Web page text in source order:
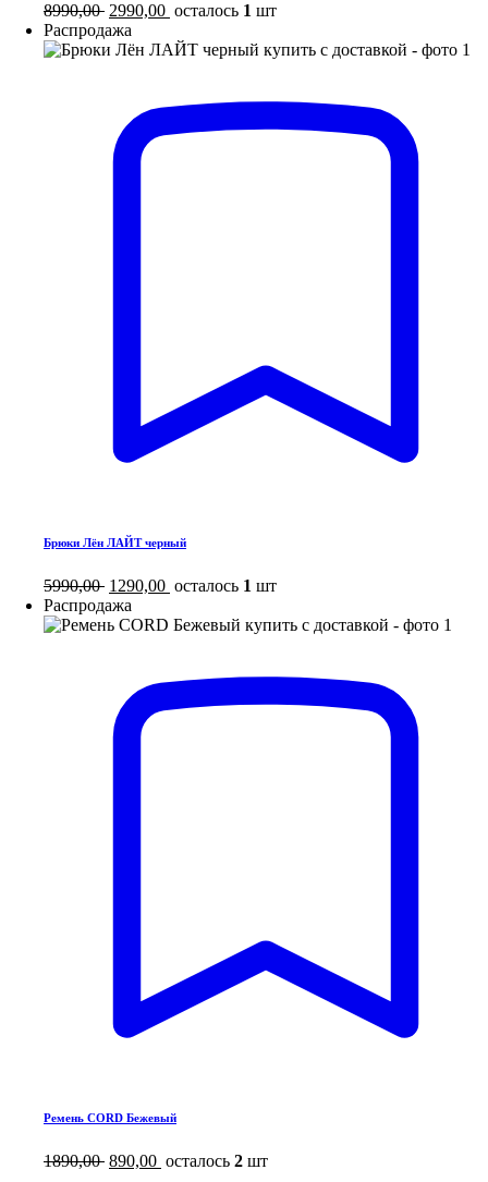
8990,00 2990,00 осталось 1 шт
Распродажа
Брюки Лён ЛАЙТ черный
5990,00 1290,00 осталось 1 шт
Распродажа
Ремень CORD Бежевый
1890,00 890,00 осталось 2 шт